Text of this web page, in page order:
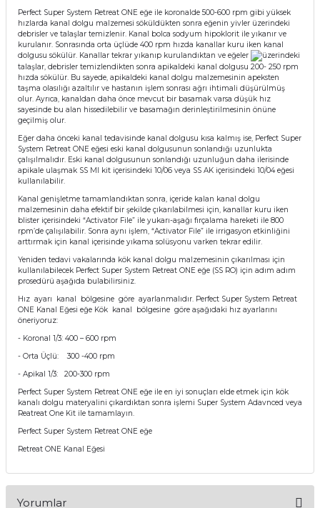
Perfect Super System Retreat ONE eğe ile koronalde 500-600 rpm gibi yüksek
hızlarda kanal dolgu malzemesi söküldükten sonra eğenin yivler üzerindeki
debrisler ve talaşlar temizlenir. Kanal bolca sodyum hipoklorit ile yıkanır ve
kurulanır. Sonrasında orta üçlüde 400 rpm hızda kanallar kuru iken kanal
dolgusu sökülür. Kanallar tekrar yıkanıp kurulandıktan ve eğeler
üzerindeki
talaşlar, debrisler temizlendikten sonra apikaldeki kanal dolgusu 200- 250 rpm
hızda sökülür. Bu sayede, apikaldeki kanal dolgu malzemesinin apeksten
taşma olasılığı azaltılır ve hastanın işlem sonrası ağrı ihtimali düşürülmüş
olur. Ayrıca, kanaldan daha önce mevcut bir basamak varsa düşük hız
sayesinde bu alan hissedilebilir ve basamağın derinleştirilmesinin önüne
geçilmiş olur.
Eğer daha önceki kanal tedavisinde kanal dolgusu kısa kalmış ise, Perfect Super
System Retreat ONE eğesi eski kanal dolgusunun sonlandığı uzunlukta
çalışılmalıdır. Eski kanal dolgusunun sonlandığı uzunluğun daha ilerisinde
apikale ulaşmak SS MI kit içerisindeki 10/06 veya SS AK içerisindeki 10/04 eğesi
kullanılabilir.
Kanal genişletme tamamlandıktan sonra, içeride kalan kanal dolgu
malzemesinin daha efektif bir şekilde çıkarılabilmesi için, kanallar kuru iken
blister içerisindeki “Activator File” ile yukarı-aşağı fırçalama hareketi ile 800
rpm’de çalışılabilir. Sonra aynı işlem, “Activator File” ile irrigasyon etkinliğini
arttırmak için kanal içerisinde yıkama solüsyonu varken tekrar edilir.
Yeniden tedavi vakalarında kök kanal dolgu malzemesinin çıkarılması için
kullanılabilecek Perfect Super System Retreat ONE eğe (SS RO) için adım adım
prosedürü aşağıda bulabilirsiniz.
Hız ayarı kanal bölgesine göre ayarlanmalıdır. Perfect Super System Retreat
ONE Kanal Eğesi eğe Kök kanal bölgesine göre aşağıdaki hız ayarlarını
öneriyoruz:
- Koronal 1/3: 400 – 600 rpm
- Orta Üçlü: 300 -400 rpm
- Apikal 1/3: 200-300 rpm
Perfect Super System Retreat ONE eğe ile en iyi sonuçları elde etmek için kök
kanalı dolgu materyalini çıkardıktan sonra işlemi Super System Adavnced veya
Reatreat One Kit ile tamamlayın.
Perfect Super System Retreat ONE eğe
Retreat ONE Kanal Eğesi
Yorumlar